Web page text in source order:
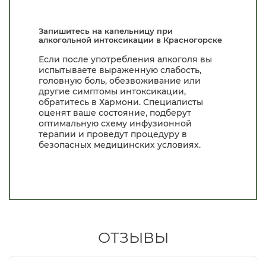
Запишитесь на капельницу при
алкогольной интоксикации в Красногорске
Если после употребления алкоголя вы
испытываете выраженную слабость,
головную боль, обезвоживание или
другие симптомы интоксикации,
обратитесь в Хармони. Специалисты
оценят ваше состояние, подберут
оптимальную схему инфузионной
терапии и проведут процедуру в
безопасных медицинских условиях.
ОТЗЫВЫ